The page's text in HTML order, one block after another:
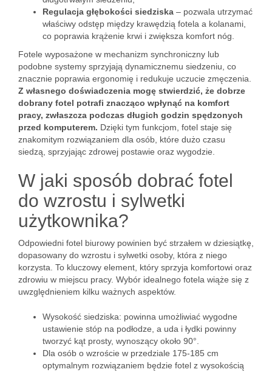
Regulacja głębokości siedziska – pozwala utrzymać
właściwy odstęp między krawędzią fotela a kolanami,
co poprawia krążenie krwi i zwiększa komfort nóg.
Fotele wyposażone w mechanizm synchroniczny lub
podobne systemy sprzyjają dynamicznemu siedzeniu, co
znacznie poprawia ergonomię i redukuje uczucie zmęczenia.
Z własnego doświadczenia mogę stwierdzić, że dobrze
dobrany fotel potrafi znacząco wpłynąć na komfort
pracy, zwłaszcza podczas długich godzin spędzonych
przed komputerem. Dzięki tym funkcjom, fotel staje się
znakomitym rozwiązaniem dla osób, które dużo czasu
siedzą, sprzyjając zdrowej postawie oraz wygodzie.
W jaki sposób dobrać fotel
do wzrostu i sylwetki
użytkownika?
Odpowiedni fotel biurowy powinien być strzałem w dziesiątkę,
dopasowany do wzrostu i sylwetki osoby, która z niego
korzysta. To kluczowy element, który sprzyja komfortowi oraz
zdrowiu w miejscu pracy. Wybór idealnego fotela wiąże się z
uwzględnieniem kilku ważnych aspektów.
Wysokość siedziska: powinna umożliwiać wygodne
ustawienie stóp na podłodze, a uda i łydki powinny
tworzyć kąt prosty, wynoszący około 90°.
Dla osób o wzroście w przedziale 175-185 cm
optymalnym rozwiązaniem będzie fotel z wysokością